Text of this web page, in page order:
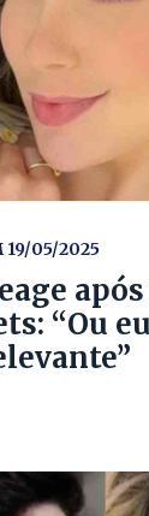
19/05/2025
“Ou